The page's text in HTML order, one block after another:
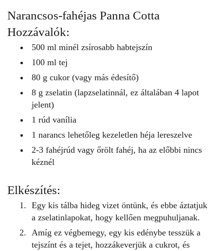
Narancsos-fahéjas Panna Cotta
Hozzávalók:
500 ml minél zsírosabb habtejszín
100 ml tej
80 g cukor (vagy más édesítő)
8 g zselatin (lapzselatinnál, ez általában 4 lapot
jelent)
1 rúd vanília
1 narancs lehetőleg kezeletlen héja lereszelve
2-3 fahéjrúd vagy őrölt fahéj, ha az előbbi nincs
kéznél
Elkészítés:
Egy kis tálba hideg vizet öntünk, és ebbe áztatjuk
a zselatinlapokat, hogy kellően megpuhuljanak.
Amíg ez végbemegy, egy kis edénybe tesszük a
tejszínt és a tejet, hozzákeverjük a cukrot, és